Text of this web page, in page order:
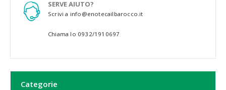
SERVE AIUTO?
Scrivi a info@enotecailbarocco.it
Chiama lo 0932/1910697
Categorie